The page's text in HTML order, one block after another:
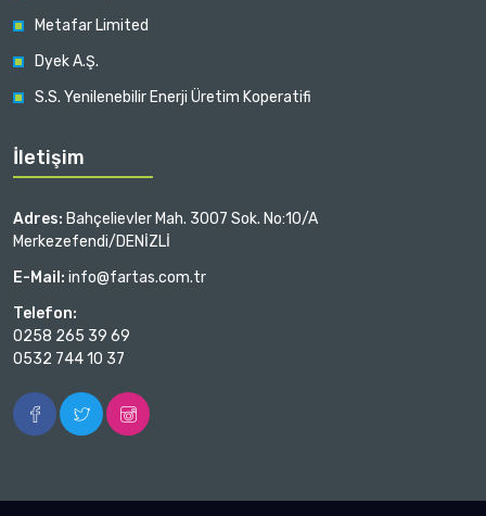
Metafar Limited
Dyek A.Ş.
S.S. Yenilenebilir Enerji Üretim Koperatifi
İletişim
Adres: Bahçelievler Mah. 3007 Sok. No:10/A
Merkezefendi/DENİZLİ
E-Mail: info@fartas.com.tr
Telefon:
0258 265 39 69
0532 744 10 37